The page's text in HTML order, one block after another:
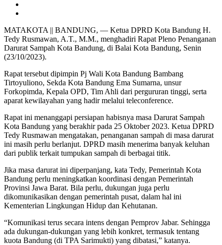
MATAKOTA || BANDUNG, — Ketua DPRD Kota Bandung H.
Tedy Rusmawan, A.T., M.M., menghadiri Rapat Pleno Penanganan
Darurat Sampah Kota Bandung, di Balai Kota Bandung, Senin
(23/10/2023).
Rapat tersebut dipimpin Pj Wali Kota Bandung Bambang
Tirtoyuliono, Sekda Kota Bandung Ema Sumarna, unsur
Forkopimda, Kepala OPD, Tim Ahli dari pergururan tinggi, serta
aparat kewilayahan yang hadir melalui teleconference.
Rapat ini menanggapi persiapan habisnya masa Darurat Sampah
Kota Bandung yang berakhir pada 25 Oktober 2023. Ketua DPRD
Tedy Rusmawan mengatakan, penanganan sampah di masa darurat
ini masih perlu berlanjut. DPRD masih menerima banyak keluhan
dari publik terkait tumpukan sampah di berbagai titik.
Jika masa darurat ini diperpanjang, kata Tedy, Pemerintah Kota
Bandung perlu meningkatkan koordinasi dengan Pemerintah
Provinsi Jawa Barat. Bila perlu, dukungan juga perlu
dikomunikasikan dengan pemerintah pusat, dalam hal ini
Kementerian Lingkungan Hidup dan Kehutanan.
“Komunikasi terus secara intens dengan Pemprov Jabar. Sehingga
ada dukungan-dukungan yang lebih konkret, termasuk tentang
kuota Bandung (di TPA Sarimukti) yang dibatasi,” katanya.